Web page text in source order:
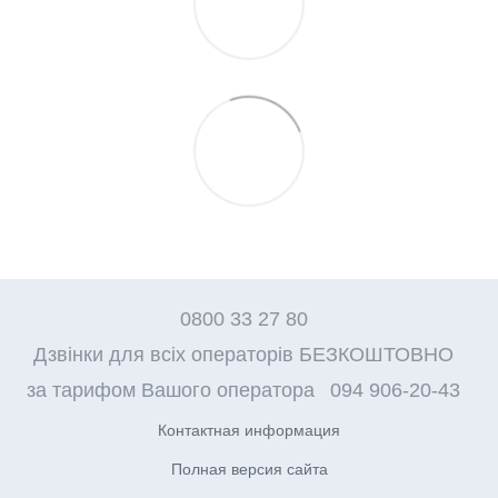
0800 33 27 80
Дзвінки для всіх операторів БЕЗКОШТОВНО
за тарифом Вашого оператора
094 906-20-43
Контактная информация
Полная версия сайта